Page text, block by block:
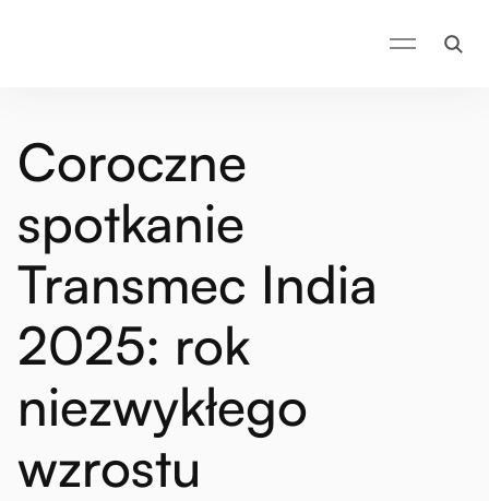
Coroczne
spotkanie
Transmec India
2025: rok
niezwykłego
wzrostu